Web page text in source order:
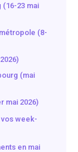
23 mai
(8-
(mai
mai 2026)
week-
en mai